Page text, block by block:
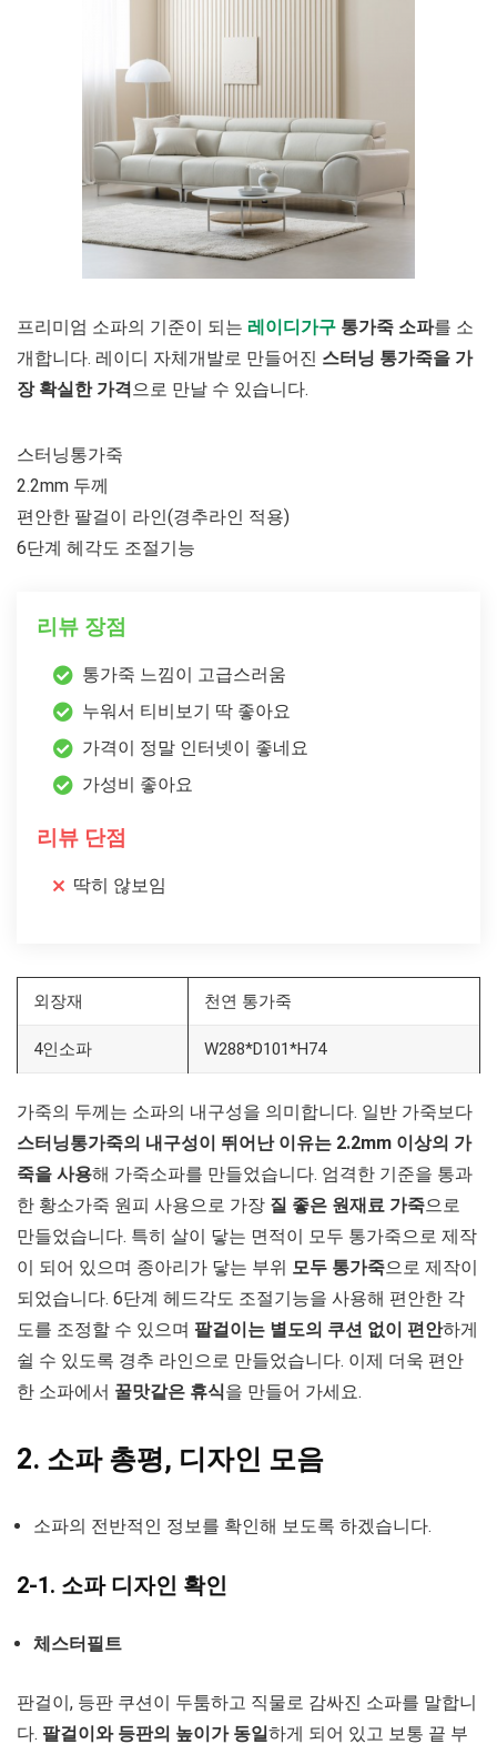
프리미엄 소파의 기준이 되는 레이디가구 통가죽 소파를 소
개합니다. 레이디 자체개발로 만들어진 스터닝 통가죽을 가
장 확실한 가격 으로 만날 수 있습니다.
스터닝통가죽
2.2mm 두께
편안한 팔걸이 라인(경추라인 적용)
6단계 헤각도 조절기능
리뷰 장점
통가죽 느낌이 고급스러움
누워서 티비보기 딱 좋아요
가격이 정말 인터넷이 좋네요
가성비 좋아요
리뷰 단점
딱히 않보임
외장재 천연 통가죽
4인소파 W288*D101*H74
가죽의 두께는 소파의 내구성을 의미합니다. 일반 가죽보다
스터닝통가죽의 내구성이 뛰어난 이유는 2.2mm 이상의 가
죽을 사용해 가죽소파를 만들었습니다. 엄격한 기준을 통과
한 황소가죽 원피 사용으로 가장 질 좋은 원재료 가죽으로
만들었습니다. 특히 살이 닿는 면적이 모두 통가죽으로 제작
이 되어 있으며 종아리가 닿는 부위 모두 통가죽으로 제작이
되었습니다. 6단계 헤드각도 조절기능을 사용해 편안한 각
도를 조정할 수 있으며 팔걸이는 별도의 쿠션 없이 편안하게
쉴 수 있도록 경추 라인으로 만들었습니다. 이제 더욱 편안
한 소파에서 꿀맛같은 휴식을 만들어 가세요.
2. 소파 총평, 디자인 모음
소파의 전반적인 정보를 확인해 보도록 하겠습니다.
2-1. 소파 디자인 확인
체스터필트
판걸이, 등판 쿠션이 두툼하고 직물로 감싸진 소파를 말합니
다. 팔걸이와 등판의 높이가 동일하게 되어 있고 보통 끝 부